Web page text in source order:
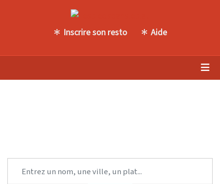
Inscrire son resto Aide